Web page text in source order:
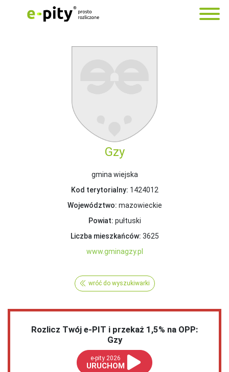
Gzy
gmina wiejska
Kod terytorialny: 1424012
Województwo: mazowieckie
Powiat: pułtuski
Liczba mieszkańców: 3625
www.gminagzy.pl
wróć do wyszukiwarki
Rozlicz Twój e-PIT i przekaż 1,5% na OPP:
Gzy
e-pity 2026
URUCHOM